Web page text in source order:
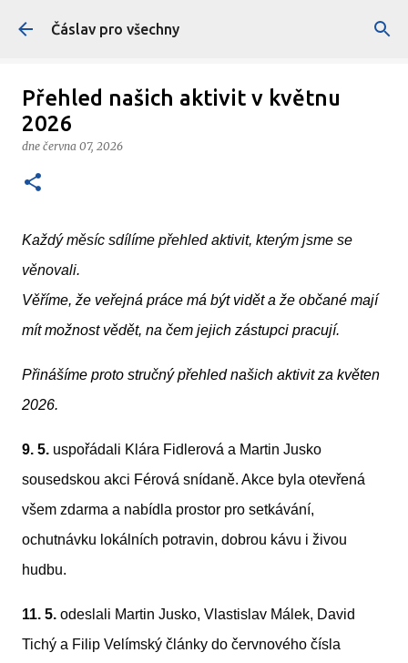
Přeskočit na hlavní obsah
Čáslav pro všechny
Přehled našich aktivit v květnu
2026
dne června 07, 2026
Každý měsíc sdílíme přehled aktivit, kterým jsme se
věnovali.
Věříme, že veřejná práce má být vidět a že občané mají
mít možnost vědět, na čem jejich zástupci pracují.
Přinášíme proto stručný přehled našich aktivit za květen
2026.
9. 5. uspořádali Klára Fidlerová a Martin Jusko
sousedskou akci Férová snídaně. Akce byla otevřená
všem zdarma a nabídla prostor pro setkávání,
ochutnávku lokálních potravin, dobrou kávu i živou
hudbu.
11. 5. odeslali Martin Jusko, Vlastislav Málek, David
Tichý a Filip Velímský články do červnového čísla